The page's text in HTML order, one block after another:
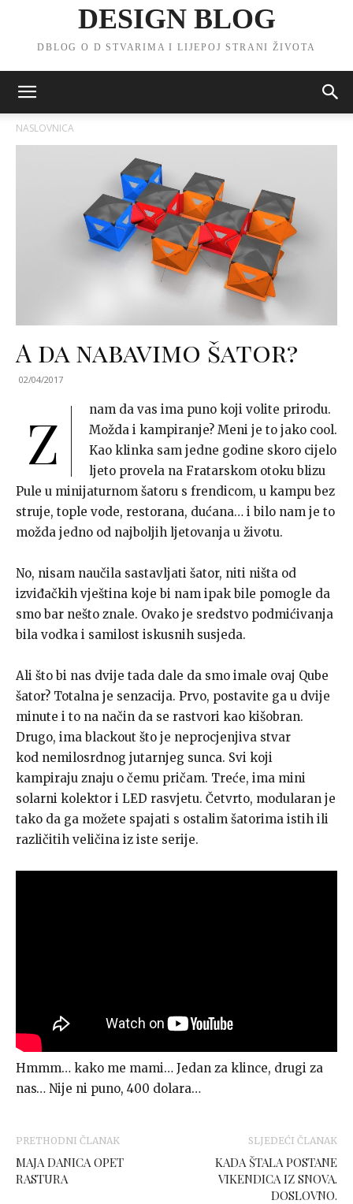
DESIGN BLOG
DBLOG O D STVARIMA I LIJEPOJ STRANI ŽIVOTA
NASLOVNICA
A da nabavimo šator?
02/04/2017
Z
nam da vas ima puno koji volite prirodu.
Možda i kampiranje? Meni je to jako cool.
Kao klinka sam jedne godine skoro cijelo
ljeto provela na Fratarskom otoku blizu
Pule u minijaturnom šatoru s frendicom, u kampu bez
struje, tople vode, restorana, dućana… i bilo nam je to
možda jedno od najboljih ljetovanja u životu.
No, nisam naučila sastavljati šator, niti ništa od
izviđačkih vještina koje bi nam ipak bile pomogle da
smo bar nešto znale. Ovako je sredstvo podmićivanja
bila vodka i samilost iskusnih susjeda.
Ali što bi nas dvije tada dale da smo imale ovaj Qube
šator? Totalna je senzacija. Prvo, postavite ga u dvije
minute i to na način da se rastvori kao kišobran.
Drugo, ima blackout što je neprocjenjiva stvar
kod nemilosrdnog jutarnjeg sunca. Svi koji
kampiraju znaju o čemu pričam. Treće, ima mini
solarni kolektor i LED rasvjetu. Četvrto, modularan je
tako da ga možete spajati s ostalim šatorima istih ili
različitih veličina iz iste serije.
Hmmm… kako me mami… Jedan za klince, drugi za
nas… Nije ni puno, 400 dolara…
PRETHODNI ČLANAK
MAJA DANICA OPET
RASTURA
SLJEDEĆI ČLANAK
KADA ŠTALA POSTANE
VIKENDICA IZ SNOVA.
DOSLOVNO.